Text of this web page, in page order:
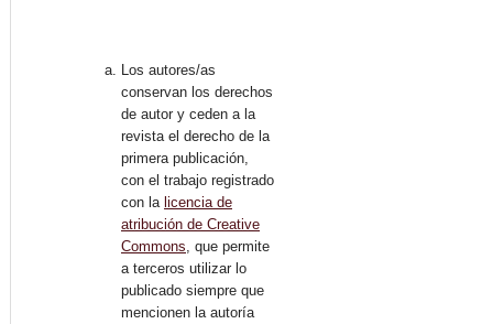
Los autores/as
conservan los derechos
de autor y ceden a la
revista el derecho de la
primera publicación,
con el trabajo registrado
con la licencia de
atribución de Creative
Commons , que permite
a terceros utilizar lo
publicado siempre que
mencionen la autoría